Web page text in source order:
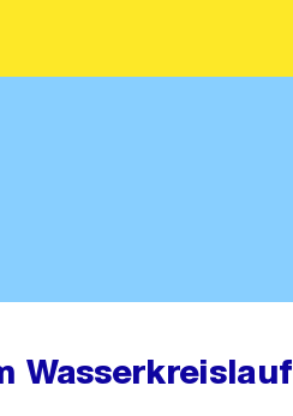
Wasserkreislauf